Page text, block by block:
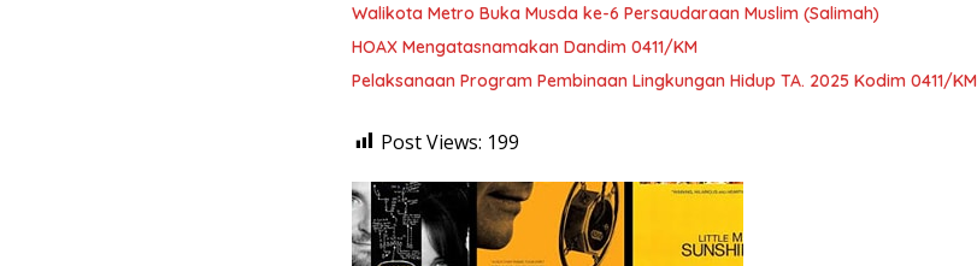
Walikota Metro Buka Musda ke-6 Persaudaraan Muslim (Salimah)
HOAX Mengatasnamakan Dandim 0411/KM
Pelaksanaan Program Pembinaan Lingkungan Hidup TA. 2025 Kodim 0411/KM
Post Views: 199